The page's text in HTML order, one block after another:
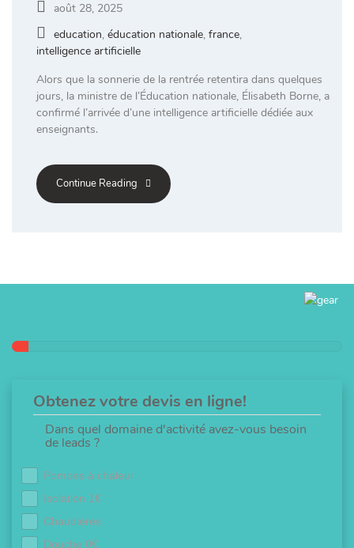
août 28, 2025
education, éducation nationale, france,
intelligence artificielle
Alors que la sonnerie de la rentrée retentira dans quelques
jours, la ministre de l’Éducation nationale, Élisabeth Borne, a
confirmé l’arrivée d’une intelligence artificielle dédiée aux
enseignants.
Continue Reading
Obtenez votre devis en ligne!
Dans quel domaine d'activité avez-vous besoin
de leads ?
Pompes à chaleur
Isolation 1€
Chaudières
Douche 0€